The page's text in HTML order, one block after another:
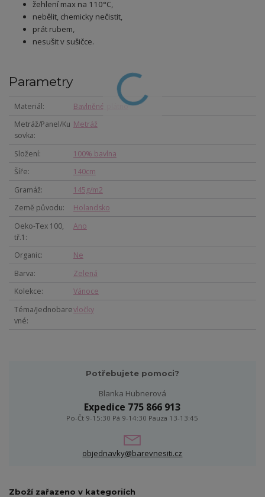
žehlení max na 110°C,
nebělit, chemicky nečistit,
prát rubem,
nesušit v sušičce.
Parametry
Materiál
Bavlněné plátno
Metráž/Panel/Ku
sovka
Metráž
Složení
100% bavlna
Šíře
140cm
Gramáž
145g/m2
Země původu
Holandsko
Oeko-Tex 100,
tř.1
Ano
Organic
Ne
Barva
Zelená
Kolekce
Vánoce
Téma/Jednobare
vné
vločky
Potřebujete pomoci?
Blanka Hubnerová
Expedice 775 866 913
Po-Čt 9-15:30 Pá 9-14:30 Pauza 13-13:45
objednavky@barevnesiti.cz
Zboží zařazeno v kategoriích